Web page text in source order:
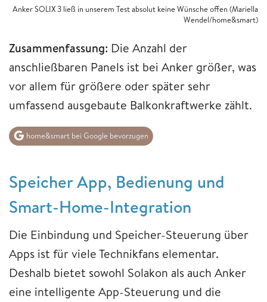
Anker SOLIX 3 ließ in unserem Test absolut keine Wünsche offen (Mariella
Wendel/home&smart)
Zusammenfassung: Die Anzahl der
anschließbaren Panels ist bei Anker größer, was
vor allem für größere oder später sehr
umfassend ausgebaute Balkonkraftwerke zählt.
home&smart bei Google bevorzugen
Speicher App, Bedienung und
Smart-Home-Integration
Die Einbindung und Speicher-Steuerung über
Apps ist für viele Technikfans elementar.
Deshalb bietet sowohl Solakon als auch Anker
eine intelligente App-Steuerung und die